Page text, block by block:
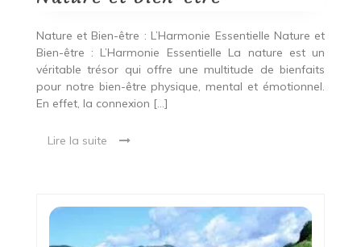
Nature et Bien-être : L’Harmonie Essentielle Nature et
Bien-être : L’Harmonie Essentielle La nature est un
véritable trésor qui offre une multitude de bienfaits
pour notre bien-être physique, mental et émotionnel.
En effet, la connexion […]
Lire la suite